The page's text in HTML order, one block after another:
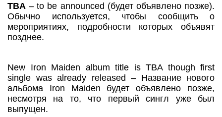
TBA – to be announced (будет объявлено позже).
Обычно используется, чтобы сообщить о
мероприятиях, подробности которых объявят
позднее.
New Iron Maiden album title is TBA though first
single was already released – Название нового
альбома Iron Maiden будет объявлено позже,
несмотря на то, что первый сингл уже был
выпущен.